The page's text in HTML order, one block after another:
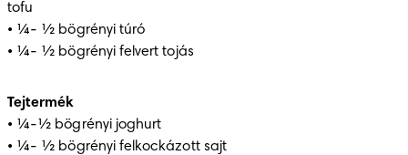
tofu
• ¼- ½ bögrényi túró
• ¼- ½ bögrényi felvert tojás
Tejtermék
• ¼-½ bögrényi joghurt
• ¼- ½ bögrényi felkockázott sajt